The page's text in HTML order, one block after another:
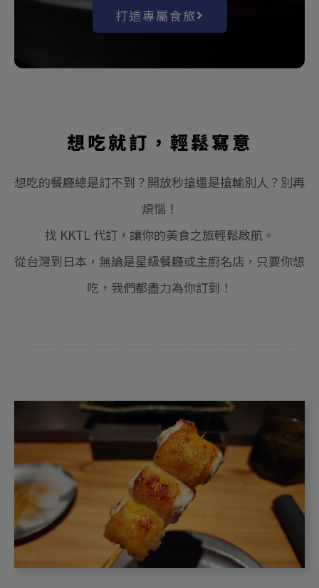
打造專屬食旅
想吃就訂，輕鬆寫意
想吃的餐廳總是訂不到？開放秒搶還是搶輸別人？別再
煩惱！
找 KKTL 代訂，讓你的美食之旅輕鬆啟航。
從台灣到日本，無論是星級餐廳或主廚名店，只要你想
吃，我們都盡力為你訂到！